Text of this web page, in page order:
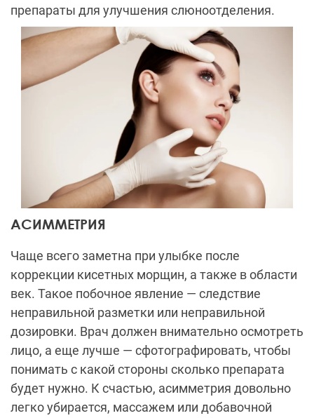
препараты для улучшения слюноотделения.
АСИММЕТРИЯ
Чаще всего заметна при улыбке после
коррекции кисетных морщин, а также в области
век. Такое побочное явление — следствие
неправильной разметки или неправильной
дозировки. Врач должен внимательно осмотреть
лицо, а еще лучше — сфотографировать, чтобы
понимать с какой стороны сколько препарата
будет нужно. К счастью, асимметрия довольно
легко убирается, массажем или добавочной